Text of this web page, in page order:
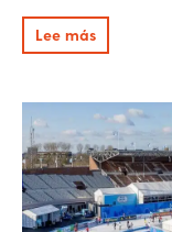
Lee más